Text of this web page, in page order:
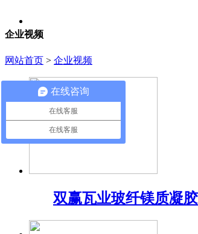
企业视频
网站首页 > 企业视频
双赢瓦业玻纤镁质凝
在线咨询
在线客服
在线客服